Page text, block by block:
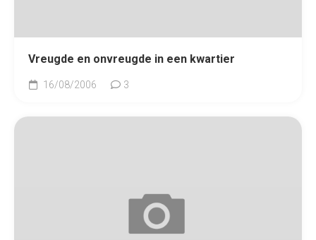
Vreugde en onvreugde in een kwartier
16/08/2006 3